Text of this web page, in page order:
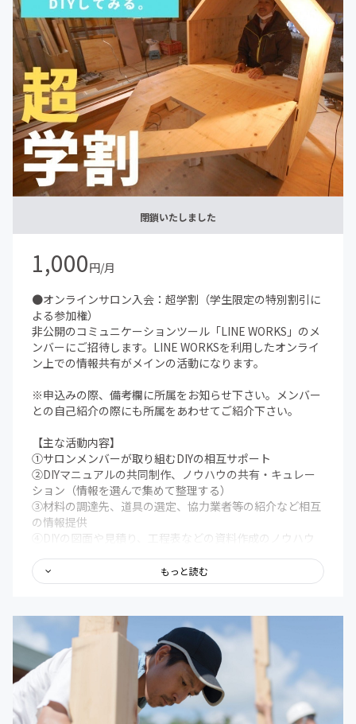
閉鎖いたしました
1,000円/月
●オンラインサロン入会：超学割（学生限定の特別割引に
よる参加権）
非公開のコミュニケーションツール「LINE WORKS」のメ
ンバーにご招待します。LINE WORKSを利用したオンライ
ン上での情報共有がメインの活動になります。
※申込みの際、備考欄に所属をお知らせ下さい。メンバー
との自己紹介の際にも所属をあわせてご紹介下さい。
【主な活動内容】
①サロンメンバーが取り組むDIYの相互サポート
②DIYマニュアルの共同制作、ノウハウの共有・キュレー
ション（情報を選んで集めて整理する）
③材料の調達先、道具の選定、協力業者等の紹介など相互
の情報提供
④DIYの図面や見積り、工程表などの資料作成のノウハウ
【不定期開催の活動】
イン上での活動が基本です。いずれは長野県を中心とした
各地でのオフラインの活動の場も設ける予定です。
⑤DIYの共同プロジェクト
⑥アップデート会（会議・交流会）
※オンライン以外の活動の交通費や滞在費、食事代等は、
別途自己負担となります。
もっと読む